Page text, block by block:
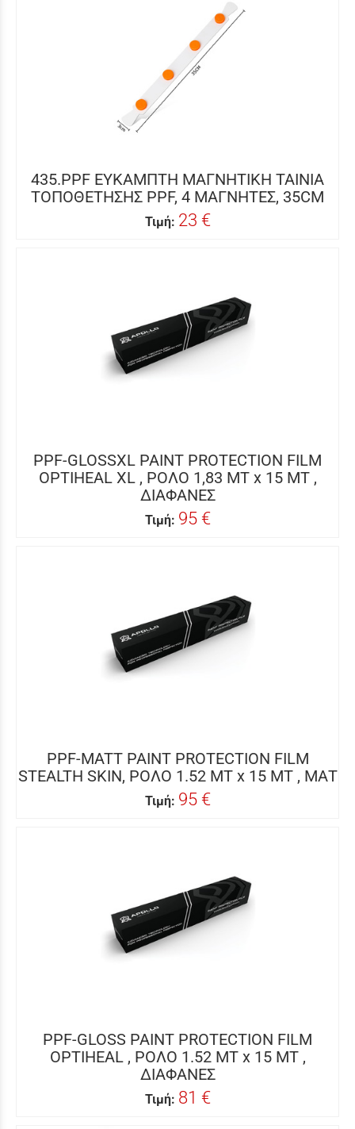
435.PPF ΕΥΚΑΜΠΤΗ ΜΑΓΝΗΤΙΚΗ ΤΑΙΝΙΑ
ΤΟΠΟΘΕΤΗΣΗΣ PPF, 4 ΜΑΓΝΗΤΕΣ, 35CM
Τιμή: 23 €
PPF-GLOSSXL PAINT PROTECTION FILM
OPTIHEAL XL , ΡΟΛΟ 1,83 MT x 15 MT ,
ΔΙΑΦΑΝΕΣ
Τιμή: 95 €
PPF-MATT PAINT PROTECTION FILM
STEALTH SKIN, ΡΟΛΟ 1.52 MT x 15 MT , ΜΑΤ
Τιμή: 95 €
PPF-GLOSS PAINT PROTECTION FILM
OPTIHEAL , ΡΟΛΟ 1.52 MT x 15 MT ,
ΔΙΑΦΑΝΕΣ
Τιμή: 81 €